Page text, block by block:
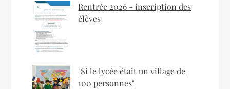
Rentrée 2026 - inscription des
élèves
"Si le lycée était un village de
100 personnes"